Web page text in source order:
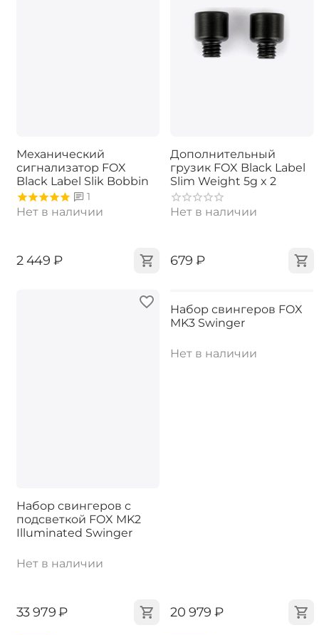
Механический
сигнализатор FOX
Black Label Slik Bobbin
1
Нет в наличии
‍2 449‍ ₽
Дополнительный
грузик FOX Black Label
Slim Weight 5g x 2
Нет в наличии
‍679‍ ₽
Набор свингеров с
подсветкой FOX MK2
Illuminated Swinger
Нет в наличии
‍33 979‍₽
Набор свингеров FOX
MK3 Swinger
Нет в наличии
‍20 979‍ ₽